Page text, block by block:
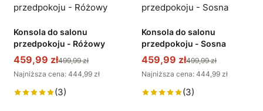
Konsola do salonu
przedpokoju - Różowy
459,99 zł499,99 zł
Najniższa cena: 444,99 zł
(3)
Konsola do salonu
przedpokoju - Sosna
459,99 zł499,99 zł
Najniższa cena: 444,99 zł
(3)